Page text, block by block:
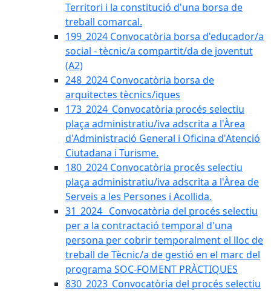
Territori i la constitució d'una borsa de
treball comarcal.
199_2024 Convocatòria borsa d'educador/a
social - tècnic/a compartit/da de joventut
(A2)
248_2024 Convocatòria borsa de
arquitectes tècnics/iques
173_2024_Convocatòria procés selectiu
plaça administratiu/iva adscrita a l'Àrea
d'Administració General i Oficina d'Atenció
Ciutadana i Turisme.
180_2024 Convocatòria procés selectiu
plaça administratiu/iva adscrita a l'Àrea de
Serveis a les Persones i Acollida.
31_2024_ Convocatòria del procés selectiu
per a la contractació temporal d'una
persona per cobrir temporalment el lloc de
treball de Tècnic/a de gestió en el marc del
programa SOC-FOMENT PRÀCTIQUES
830_2023_Convocatòria del procés selectiu